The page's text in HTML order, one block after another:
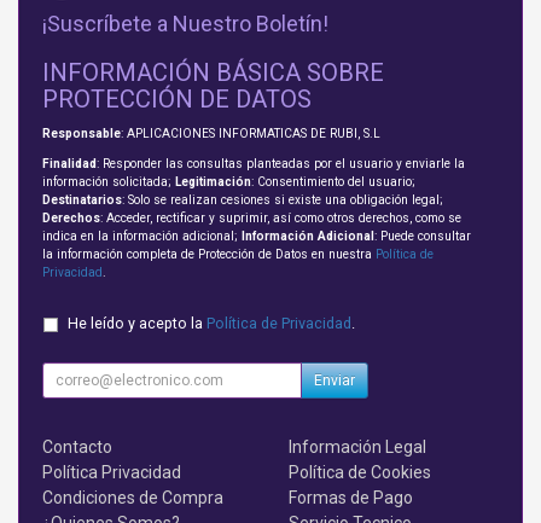
¡Suscríbete a Nuestro Boletín!
INFORMACIÓN BÁSICA SOBRE
PROTECCIÓN DE DATOS
Responsable: APLICACIONES INFORMATICAS DE RUBI, S.L
Finalidad: Responder las consultas planteadas por el usuario y enviarle la
información solicitada; Legitimación: Consentimiento del usuario;
Destinatarios: Solo se realizan cesiones si existe una obligación legal;
Derechos: Acceder, rectificar y suprimir, así como otros derechos, como se
indica en la información adicional;
Información Adicional : Puede consultar
la información completa de Protección de Datos en nuestra Política de
Privacidad
He leído y acepto la Política de Privacidad
Enviar
Contacto
Información Legal
Política Privacidad
Política de Cookies
Condiciones de Compra
Formas de Pago